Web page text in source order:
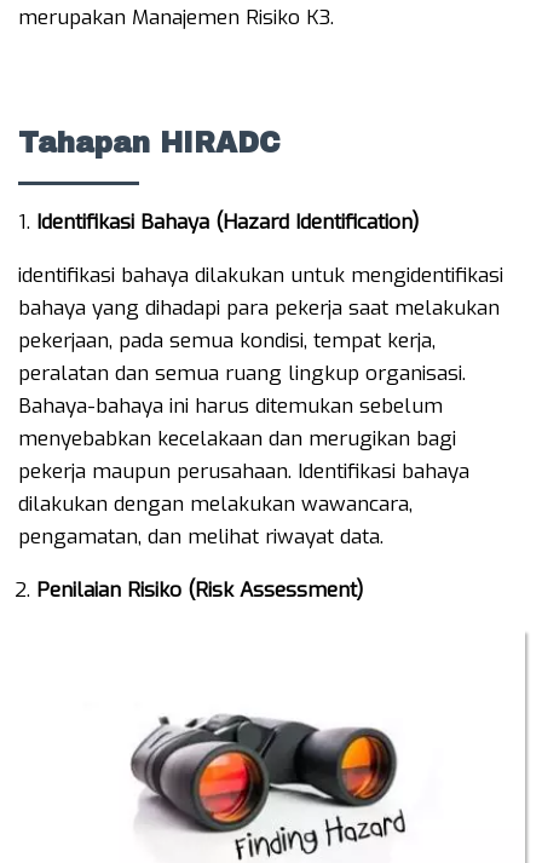
merupakan Manajemen Risiko K3.
Tahapan HIRADC
Identifikasi Bahaya (Hazard Identification)
identifikasi bahaya dilakukan untuk mengidentifikasi
bahaya yang dihadapi para pekerja saat melakukan
pekerjaan, pada semua kondisi, tempat kerja,
peralatan dan semua ruang lingkup organisasi.
Bahaya-bahaya ini harus ditemukan sebelum
menyebabkan kecelakaan dan merugikan bagi
pekerja maupun perusahaan. Identifikasi bahaya
dilakukan dengan melakukan wawancara,
pengamatan, dan melihat riwayat data.
Penilaian Risiko (Risk Assessment)